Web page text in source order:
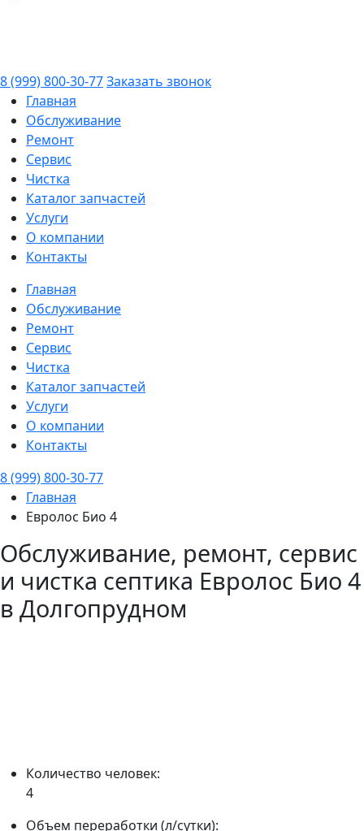
8 (999) 800-30-77Заказать звонок
Главная
Обслуживание
Ремонт
Сервис
Чистка
Каталог запчастей
Услуги
О компании
Контакты
Главная
Обслуживание
Ремонт
Сервис
Чистка
Каталог запчастей
Услуги
О компании
Контакты
8 (999) 800-30-77
Главная
Евролос Био 4
Обслуживание, ремонт, сервис
и чистка септика Евролос Био 4
в Долгопрудном
Количество человек:
4
Объем переработки (л/сутки):